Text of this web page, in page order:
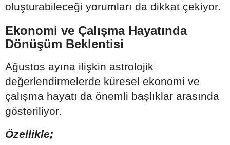
oluşturabileceği yorumları da dikkat çekiyor.
Ekonomi ve Çalışma Hayatında
Dönüşüm Beklentisi
Ağustos ayına ilişkin astrolojik
değerlendirmelerde küresel ekonomi ve
çalışma hayatı da önemli başlıklar arasında
gösteriliyor.
Özellikle;